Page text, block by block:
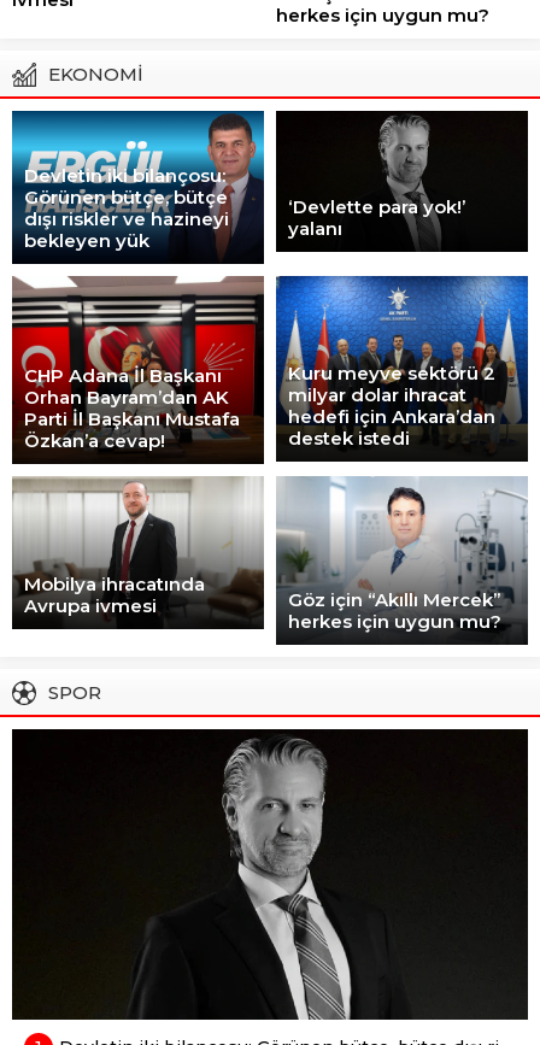
herkes için uygun mu?
EKONOMİ
Devletin iki bilançosu:
Görünen bütçe, bütçe
dışı riskler ve hazineyi
bekleyen yük
‘Devlette para yok!’
yalanı
CHP Adana İl Başkanı
Orhan Bayram’dan AK
Parti İl Başkanı Mustafa
Özkan’a cevap!
Kuru meyve sektörü 2
milyar dolar ihracat
hedefi için Ankara’dan
destek istedi
Mobilya ihracatında
Avrupa ivmesi
Göz için “Akıllı Mercek”
herkes için uygun mu?
SPOR